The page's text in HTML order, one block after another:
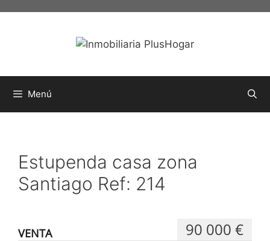
Menú
Estupenda casa zona
Santiago Ref: 214
VENTA 90 000 €